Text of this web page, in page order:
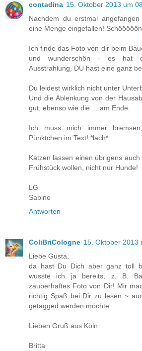
contadina 15. Oktober 2013 um
Nachdem du erstmal
eine Menge eingefallen!
Ich finde das Foto von dir beim
und wunderschön - es hat
Ausstrahlung, DU hast eine ganz
Du leidest wirklich nicht unter
Und die Ablenkung von der
gut, ebenso wie die ... am Ende.
Ich muss mich immer
Pünktchen im Text! *lach*
Katzen lassen einen übrigens
Frühstück wollen, nicht nur Hunde!
LG
Sabine
Antworten
ColiBriCologne 15. Oktober 2013
Liebe Gusta,
da hast Du Dich aber ganz toll
wusste ich ja bereits, z. B.
zauberhaftes Foto von Dir! Mir
richtig Spaß bei Dir zu lesen ~
getagged werden möchte.
Lieben Gruß aus Köln
Britta